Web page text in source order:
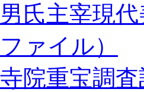
氏主宰現
ァイル）
院重宝調